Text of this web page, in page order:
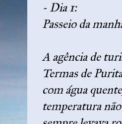
- Dia 1:
Passeio da
A agência de
Termas de
com água
temperatura